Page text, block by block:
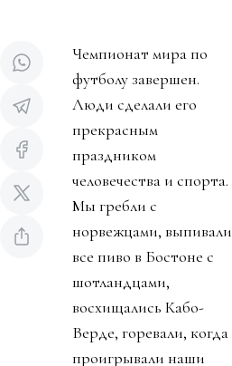
Чемпионат мира по
футболу завершен.
Люди сделали его
прекрасным
праздником
человечества и спорта.
Мы гребли с
норвежцами, выпивали
все пиво в Бостоне с
шотландцами,
восхищались Кабо-
Верде, горевали, когда
проигрывали наши